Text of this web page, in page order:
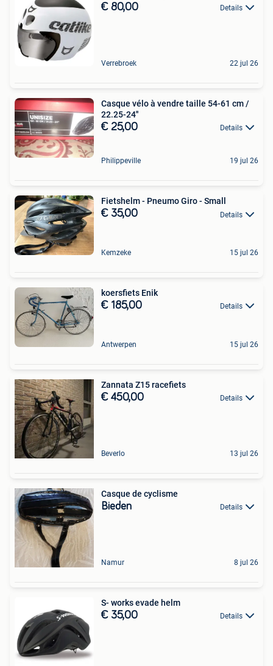
€ 80,00 Details
Verrebroek 22 jul 26
Casque vélo à vendre taille 54-61 cm /
22.25-24''
€ 25,00 Details
Philippeville 19 jul 26
Fietshelm - Pneumo Giro - Small
€ 35,00 Details
Kemzeke 15 jul 26
koersfiets Enik
€ 185,00 Details
Antwerpen 15 jul 26
Zannata Z15 racefiets
€ 450,00 Details
Beverlo 13 jul 26
Casque de cyclisme
Bieden Details
Namur 8 jul 26
S- works evade helm
€ 35,00 Details